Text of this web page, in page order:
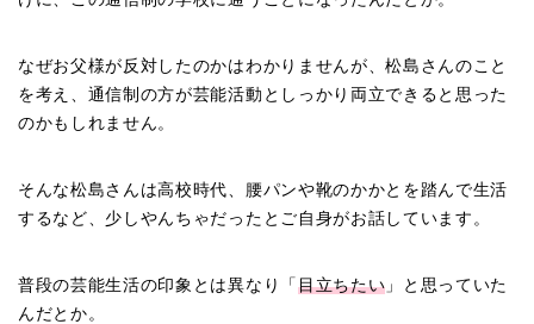
なぜお父様が反対したのかはわかりませんが、松島さんのこと
を考え、通信制の方が芸能活動としっかり両立できると思った
のかもしれません。
そんな松島さんは高校時代、腰パンや靴のかかとを踏んで生活
するなど、少しやんちゃだったとご自身がお話しています。
普段の芸能生活の印象とは異なり「 目立ちたい 」と思っていた
んだとか。